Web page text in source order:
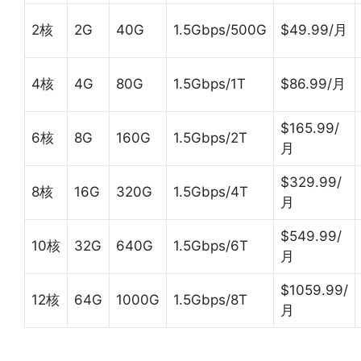
2核 2G 40G 1.5Gbps/500G $49.99/月
4核 4G 80G 1.5Gbps/1T $86.99/月
6核 8G 160G 1.5Gbps/2T
$165.99/
月
8核 16G 320G 1.5Gbps/4T
$329.99/
月
10核 32G 640G 1.5Gbps/6T
$549.99/
月
12核 64G 1000G 1.5Gbps/8T
$1059.99/
月